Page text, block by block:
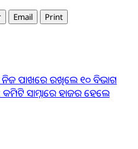
Email Print
ନିଜ ପାଖରେ ରଖିଲେ ୧୦ ବିଭାଗ
କମିଟି ସାମ୍ନାରେ ହାଜର ହେଲେ